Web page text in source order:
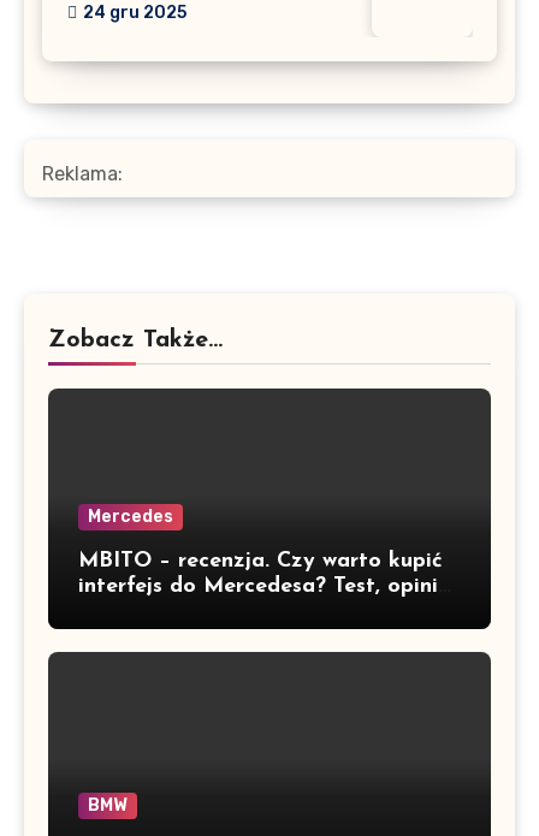
24 gru 2025
Reklama:
Zobacz Także...
Mercedes
MBITO – recenzja. Czy warto kupić
interfejs do Mercedesa? Test, opinia
BMW